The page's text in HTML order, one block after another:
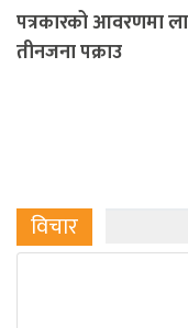
पत्रकारको आवरणमा
तीनजना पक्राउ
विचार